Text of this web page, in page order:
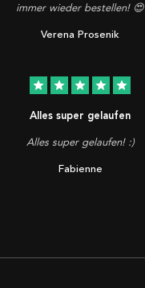
immer wieder bestellen! 😍
Verena Prosenik
star star star star star
Alles super gelaufen
Alles super gelaufen! :)
Fabienne